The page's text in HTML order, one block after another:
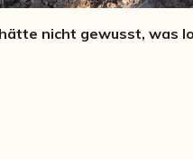
nicht gewusst, was